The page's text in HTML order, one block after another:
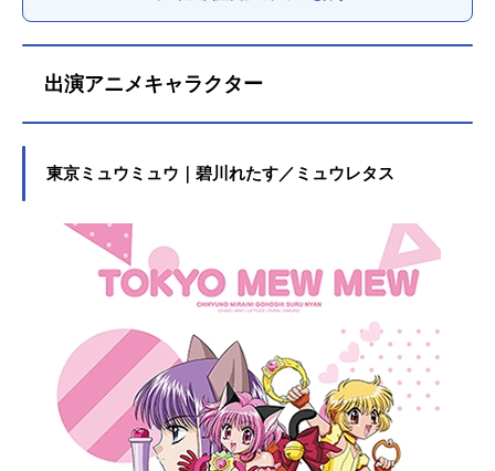
出演アニメキャラクター
東京ミュウミュウ｜碧川れたす／ミュウレタス